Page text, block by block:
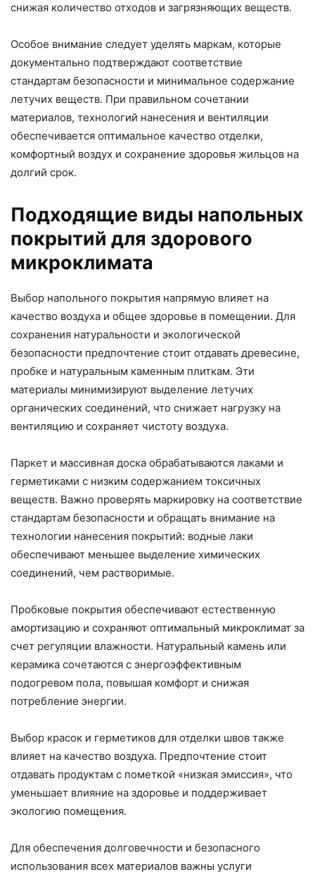
снижая количество отходов и загрязняющих веществ.
Особое внимание следует уделять маркам, которые
документально подтверждают соответствие
стандартам безопасности и минимальное содержание
летучих веществ. При правильном сочетании
материалов, технологий нанесения и вентиляции
обеспечивается оптимальное качество отделки,
комфортный воздух и сохранение здоровья жильцов на
долгий срок.
Подходящие виды напольных
покрытий для здорового
микроклимата
Выбор напольного покрытия напрямую влияет на
качество воздуха и общее здоровье в помещении. Для
сохранения натуральности и экологической
безопасности предпочтение стоит отдавать древесине,
пробке и натуральным каменным плиткам. Эти
материалы минимизируют выделение летучих
органических соединений, что снижает нагрузку на
вентиляцию и сохраняет чистоту воздуха.
Паркет и массивная доска обрабатываются лаками и
герметиками с низким содержанием токсичных
веществ. Важно проверять маркировку на соответствие
стандартам безопасности и обращать внимание на
технологии нанесения покрытий: водные лаки
обеспечивают меньшее выделение химических
соединений, чем растворимые.
Пробковые покрытия обеспечивают естественную
амортизацию и сохраняют оптимальный микроклимат за
счет регуляции влажности. Натуральный камень или
керамика сочетаются с энергоэффективным
подогревом пола, повышая комфорт и снижая
потребление энергии.
Выбор красок и герметиков для отделки швов также
влияет на качество воздуха. Предпочтение стоит
отдавать продуктам с пометкой «низкая эмиссия», что
уменьшает влияние на здоровье и поддерживает
экологию помещения.
Для обеспечения долговечности и безопасного
использования всех материалов важны услуги